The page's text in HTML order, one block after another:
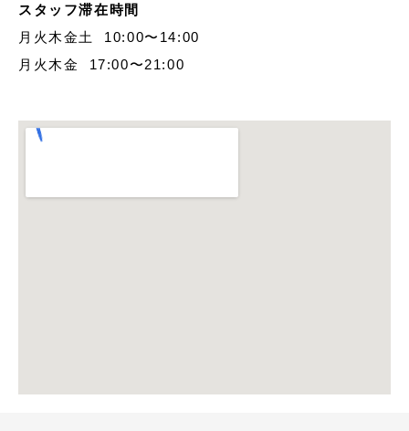
スタッフ滞在時間
月火木金土 10:00〜14:00
月火木金 17:00〜21:00